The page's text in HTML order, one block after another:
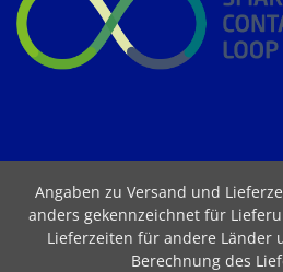
Angaben zu Versand und
anders gekennzeichnet für
Lieferzeiten für andere Länder
Berechnung des